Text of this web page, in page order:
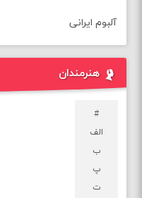
آلبوم ایرانی
هنرمندان
#
الف
ب
پ
ت